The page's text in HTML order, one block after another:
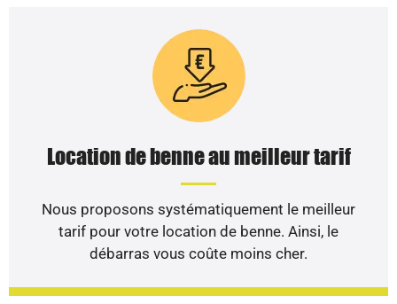
Location de benne au meilleur tarif
Nous proposons systématiquement le meilleur
tarif pour votre location de benne. Ainsi, le
débarras vous coûte moins cher.